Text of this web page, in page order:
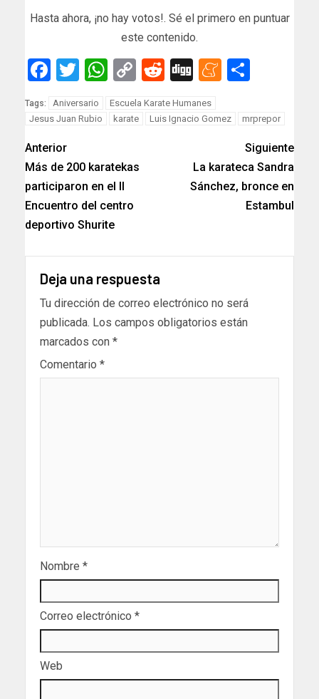
Hasta ahora, ¡no hay votos!. Sé el primero en puntuar
este contenido.
Facebook
Twitter
WhatsApp
Copy
Link
Reddit
Digg
Tags: Aniversario
Escuela Karate Humanes
Jesus Juan Rubio
karate Luis Ignacio Gomez mrprepor
Anterior
Más de 200 karatekas
participaron en el II
Encuentro del centro
deportivo Shurite
Siguiente
La karateca Sandra
Sánchez, bronce en
Estambul
Deja una respuesta
Tu dirección de correo electrónico no será
publicada. Los campos obligatorios están
marcados con *
Comentario *
Nombre *
Correo electrónico *
Web